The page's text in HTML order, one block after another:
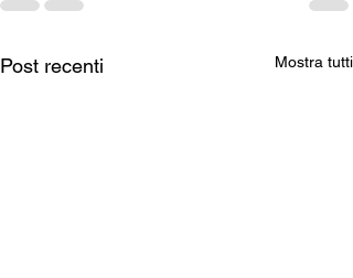
Post recenti Mostra tutti